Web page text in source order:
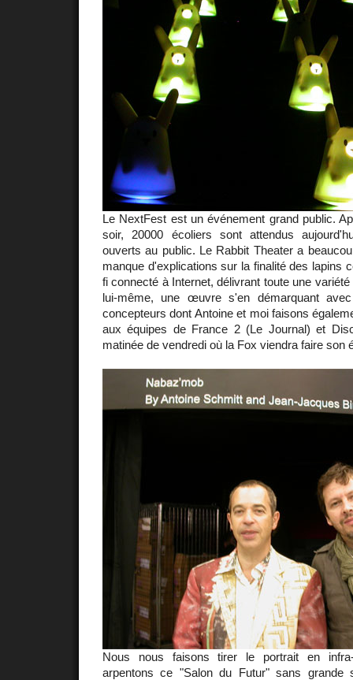
Le NextFest est un événement grand public.
soir, 20000 écoliers sont attendus
ouverts au public. Le Rabbit Theater a
manque d'explications sur la finalité des lapins
fi connecté à Internet, délivrant toute une
lui-même, une œuvre s'en démarquant
concepteurs dont Antoine et moi faisons
aux équipes de France 2 (Le Journal) et
matinée de vendredi où la Fox viendra faire son
Nous nous faisons tirer le portrait en
arpentons ce "Salon du Futur" sans grande